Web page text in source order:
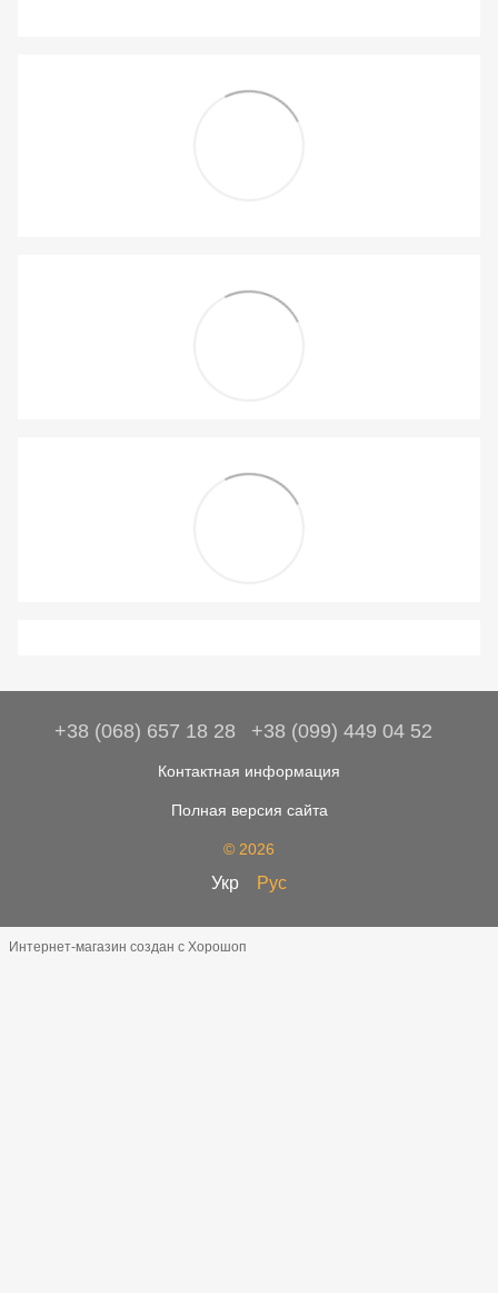
+38 (068) 657 18 28 +38 (099) 449 04 52
Контактная информация
Полная версия сайта
© 2026
Укр Рус
Интернет-магазин создан с Хорошоп